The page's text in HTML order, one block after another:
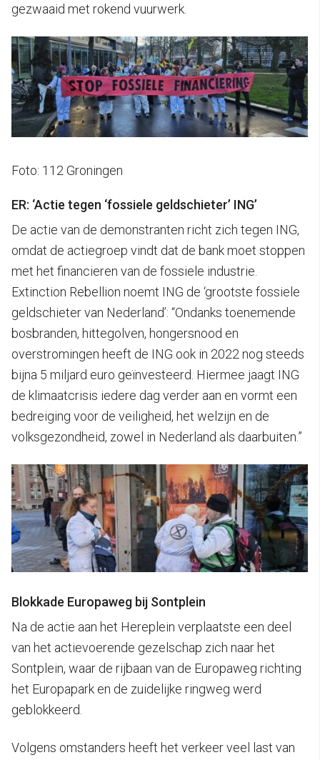
gezwaaid met rokend vuurwerk.
Foto: 112 Groningen
ER: ‘Actie tegen ‘fossiele geldschieter’ ING’
De actie van de demonstranten richt zich tegen ING,
omdat de actiegroep vindt dat de bank moet stoppen
met het financieren van de fossiele industrie.
Extinction Rebellion noemt ING de ‘grootste fossiele
geldschieter van Nederland’: “Ondanks toenemende
bosbranden, hittegolven, hongersnood en
overstromingen heeft de ING ook in 2022 nog steeds
bijna 5 miljard euro geïnvesteerd. Hiermee jaagt ING
de klimaatcrisis iedere dag verder aan en vormt een
bedreiging voor de veiligheid, het welzijn en de
volksgezondheid, zowel in Nederland als daarbuiten.”
Blokkade Europaweg bij Sontplein
Na de actie aan het Hereplein verplaatste een deel
van het actievoerende gezelschap zich naar het
Sontplein, waar de rijbaan van de Europaweg richting
het Europapark en de zuidelijke ringweg werd
geblokkeerd.
Volgens omstanders heeft het verkeer veel last van